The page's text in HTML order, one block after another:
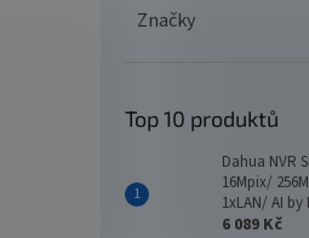
Značky
Top 10 produktů
Dahua NVR
16Mpix/
1xLAN/ AI by
6 089 Kč